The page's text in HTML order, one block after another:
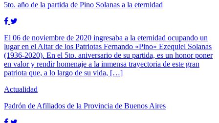
5to. año de la partida de Pino Solanas a la eternidad
El 06 de noviembre de 2020 ingresaba a la eternidad ocupando un
lugar en el Altar de los Patriotas Fernando «Pino» Ezequiel Solanas
(1936-2020). En el 5to. aniversario de su partida, es un honor poner
en valor y rendir homenaje a la inmensa trayectoria de este gran
patriota que, a lo largo de su vida, […]
Actualidad
Padrón de Afiliados de la Provincia de Buenos Aires